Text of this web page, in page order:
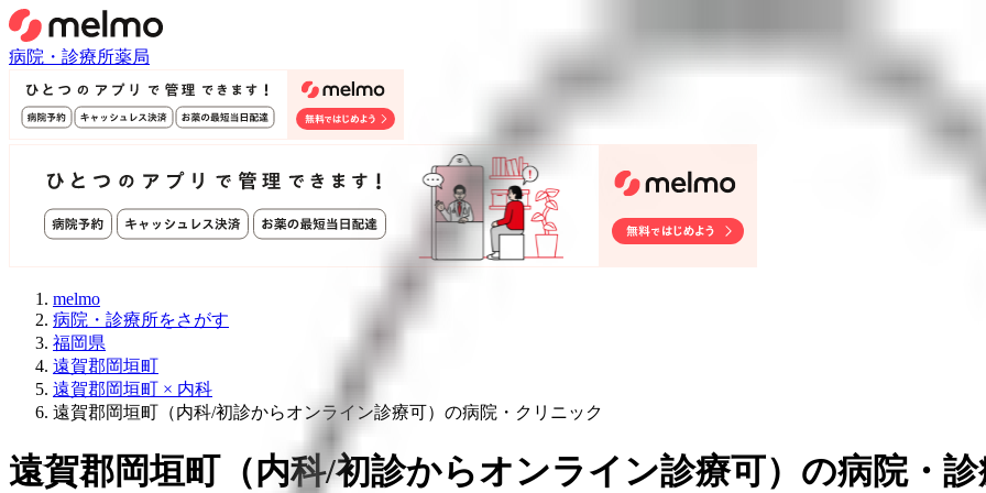
病院・診療所薬局
melmo
病院・診療所をさがす
福岡県
遠賀郡岡垣町
遠賀郡岡垣町 × 内科
遠賀郡岡垣町（内科/初診からオンライン診療可）の病院・クリニック
遠賀郡岡垣町（内科/初診からオンライン診療可） の病院・